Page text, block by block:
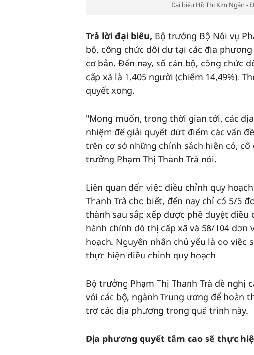
Đại biểu Hồ Thị Kim Ngân -
Trả lời đại biểu, Bộ trưởng Bộ Nội vụ
bộ, công chức dôi dư tại các địa
cơ bản. Đến nay, số cán bộ, công chức
cấp xã là 1.405 người (chiếm 14,49%).
quyết xong.
"Mong muốn, trong thời gian tới, các
nhiệm để giải quyết dứt điểm các vấn
trên cơ sở những chính sách hiện có,
trưởng Phạm Thị Thanh Trà nói.
Liên quan đến việc điều chỉnh quy
Thanh Trà cho biết, đến nay chỉ có 5/6
thành sau sắp xếp được phê duyệt
hành chính đô thị cấp xã và 58/104
hoạch. Nguyên nhân chủ yếu là do
thực hiện điều chỉnh quy hoạch.
‎Bộ trưởng Phạm Thị Thanh Trà đề nghị
với các bộ, ngành Trung ương để hoàn
trợ các địa phương trong quá trình này.
Địa phương quyết tâm cao sẽ thực